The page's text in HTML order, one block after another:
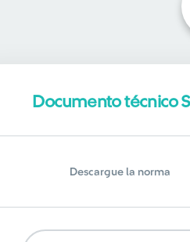
Documento técnico
Descargue la norma